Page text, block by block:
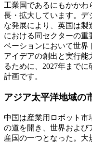
工業国であるにもかか
長・拡大しています。デ
な発展により、英国は
における同セクターの重
ベーションにおいて世界
アイデアの創出と実行能
るために、2027年まで
計画です。
アジア太平洋地域の
中国は産業用ロボット市
の道を開き、世界および
産国の一つとなった。大